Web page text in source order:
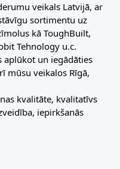
veikals Latvijā, ar
sortimentu uz
kā ToughBuilt,
Tehnology u.c.
aplūkot un iegādāties
mūsu veikalos Rīgā,
kvalitāte, kvalitatīvs
iepirkšanās